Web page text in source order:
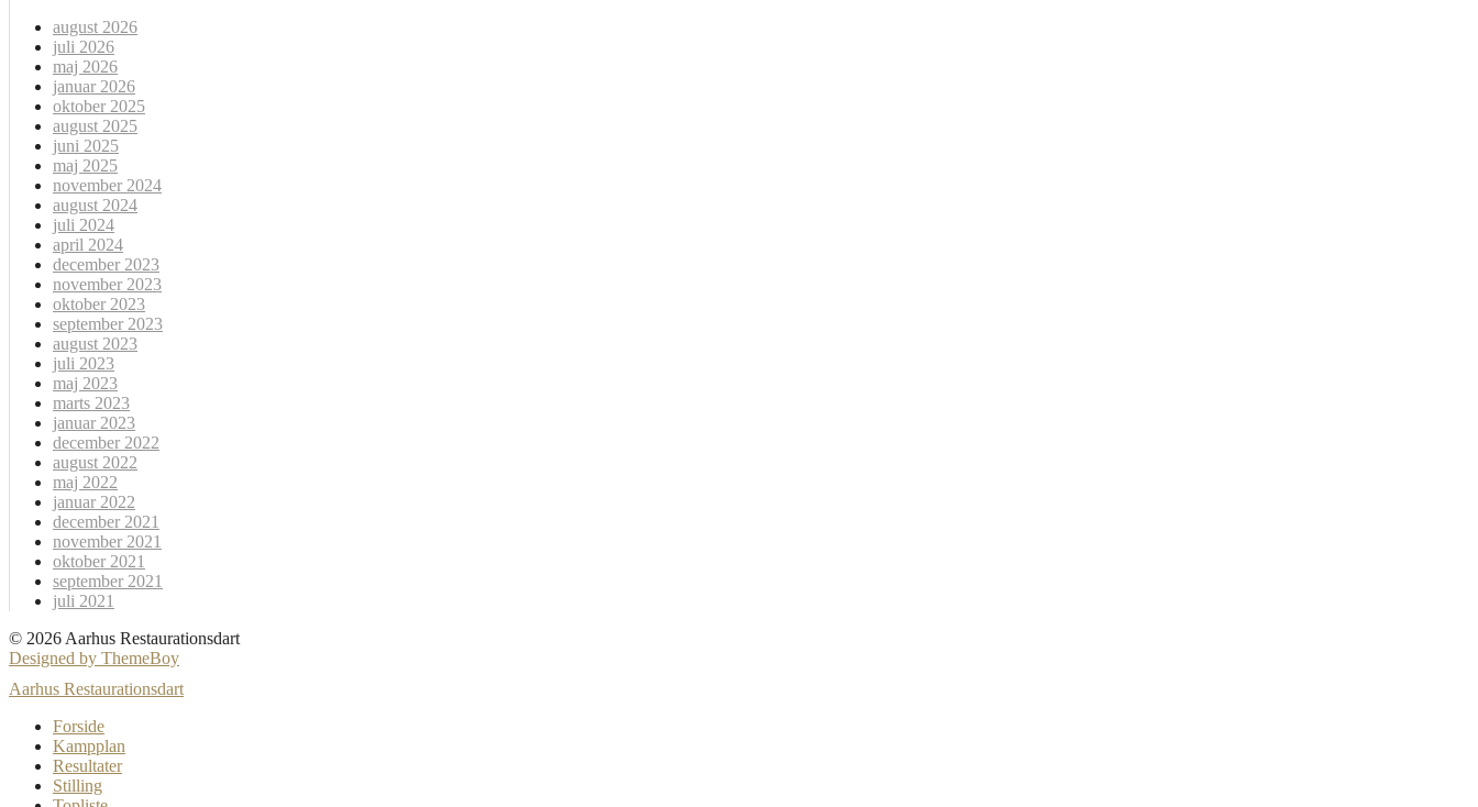
august 2026
juli 2026
maj 2026
januar 2026
oktober 2025
august 2025
juni 2025
maj 2025
november 2024
august 2024
juli 2024
april 2024
december 2023
november 2023
oktober 2023
september 2023
august 2023
juli 2023
maj 2023
marts 2023
januar 2023
december 2022
august 2022
maj 2022
januar 2022
december 2021
november 2021
oktober 2021
september 2021
juli 2021
© 2026 Aarhus Restaurationsdart
Designed by ThemeBoy
Aarhus Restaurationsdart
Forside
Kampplan
Resultater
Stilling